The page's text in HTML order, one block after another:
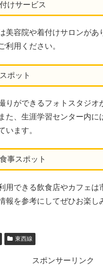
けサービス
美容院や着付けサロンがあ
利用ください。
ポット
りができるフォトスタジオ
た、生涯学習センター内に
います。
事スポット
用できる飲食店やカフェは
報を参考にしてぜひお楽し
東西線
スポンサーリンク